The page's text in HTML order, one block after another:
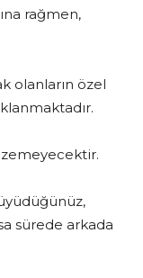
rağmen,
olanların özel
sürede arkada